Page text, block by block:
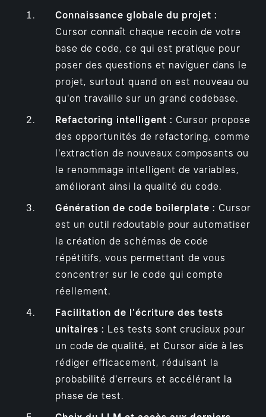
Connaissance globale du projet :
Cursor connaît chaque recoin de votre
base de code, ce qui est pratique pour
poser des questions et naviguer dans le
projet, surtout quand on est nouveau ou
qu'on travaille sur un grand codebase.
Refactoring intelligent : Cursor propose
des opportunités de refactoring, comme
l'extraction de nouveaux composants ou
le renommage intelligent de variables,
améliorant ainsi la qualité du code.
Génération de code boilerplate : Cursor
est un outil redoutable pour automatiser
la création de schémas de code
répétitifs, vous permettant de vous
concentrer sur le code qui compte
réellement.
Facilitation de l'écriture des tests
unitaires : Les tests sont cruciaux pour
un code de qualité, et Cursor aide à les
rédiger efficacement, réduisant la
probabilité d'erreurs et accélérant la
phase de test.